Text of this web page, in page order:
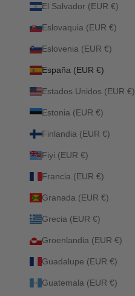
El Salvador (EUR €)
Eslovaquia (EUR €)
Eslovenia (EUR €)
España (EUR €)
Estados Unidos (EUR €)
Estonia (EUR €)
Finlandia (EUR €)
Fiyi (EUR €)
Francia (EUR €)
Granada (EUR €)
Grecia (EUR €)
Groenlandia (EUR €)
Guadalupe (EUR €)
Guatemala (EUR €)